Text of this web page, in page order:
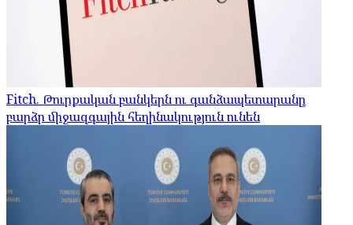
Fitch. Թուրքական բանկերն ու գանձապետարանը
բարձր միջազգային հեղինակություն ունեն